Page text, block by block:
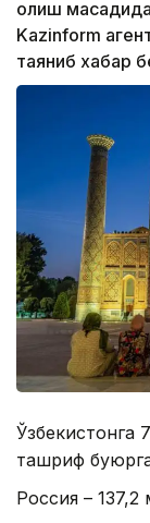
олиш
Kazinform
таяниб хабар
Ўзбекистонга
ташриф
Россия – 137,2